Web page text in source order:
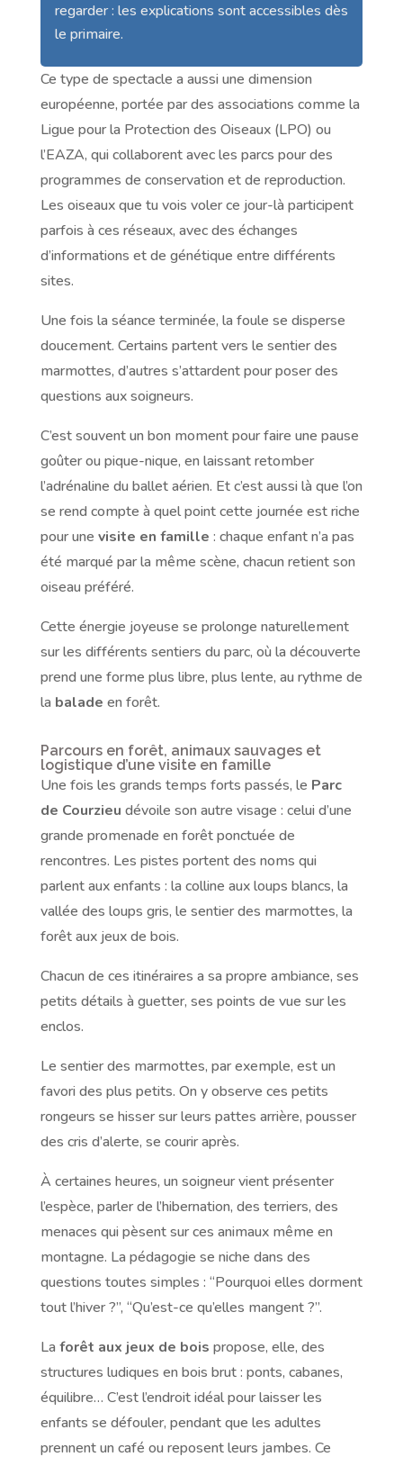
regarder : les explications sont accessibles dès
le primaire.
Ce type de spectacle a aussi une dimension
européenne, portée par des associations comme la
Ligue pour la Protection des Oiseaux (LPO) ou
l’EAZA, qui collaborent avec les parcs pour des
programmes de conservation et de reproduction.
Les oiseaux que tu vois voler ce jour-là participent
parfois à ces réseaux, avec des échanges
d’informations et de génétique entre différents
sites.
Une fois la séance terminée, la foule se disperse
doucement. Certains partent vers le sentier des
marmottes, d’autres s’attardent pour poser des
questions aux soigneurs.
C’est souvent un bon moment pour faire une pause
goûter ou pique-nique, en laissant retomber
l’adrénaline du ballet aérien. Et c’est aussi là que l’on
se rend compte à quel point cette journée est riche
pour une visite en famille : chaque enfant n’a pas
été marqué par la même scène, chacun retient son
oiseau préféré.
Cette énergie joyeuse se prolonge naturellement
sur les différents sentiers du parc, où la découverte
prend une forme plus libre, plus lente, au rythme de
la balade en forêt.
Parcours en forêt, animaux sauvages et
logistique d’une visite en famille
Une fois les grands temps forts passés, le Parc
de Courzieu dévoile son autre visage : celui d’une
grande promenade en forêt ponctuée de
rencontres. Les pistes portent des noms qui
parlent aux enfants : la colline aux loups blancs, la
vallée des loups gris, le sentier des marmottes, la
forêt aux jeux de bois.
Chacun de ces itinéraires a sa propre ambiance, ses
petits détails à guetter, ses points de vue sur les
enclos.
Le sentier des marmottes, par exemple, est un
favori des plus petits. On y observe ces petits
rongeurs se hisser sur leurs pattes arrière, pousser
des cris d’alerte, se courir après.
À certaines heures, un soigneur vient présenter
l’espèce, parler de l’hibernation, des terriers, des
menaces qui pèsent sur ces animaux même en
montagne. La pédagogie se niche dans des
questions toutes simples : “Pourquoi elles dorment
tout l’hiver ?”, “Qu’est-ce qu’elles mangent ?”.
La forêt aux jeux de bois propose, elle, des
structures ludiques en bois brut : ponts, cabanes,
équilibre… C’est l’endroit idéal pour laisser les
enfants se défouler, pendant que les adultes
prennent un café ou reposent leurs jambes. Ce